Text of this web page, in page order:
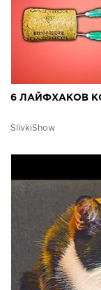
6 ЛАЙФХАКОВ
SlivkiShow